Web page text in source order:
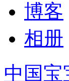
博客
相册
中国宝